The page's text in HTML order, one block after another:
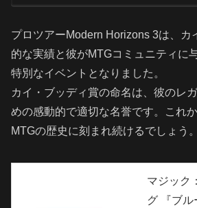
プロツアーModern Horizons 3は、カ
的な実績と彼がMTGコミュニティに
特別なイベントとなりました。
カイ・ブッディ賞の命名は、彼のレ
めの感動的で適切な名誉です。これ
MTGの歴史に刻まれ続けるでしょう。
マジック
グ 『ブル